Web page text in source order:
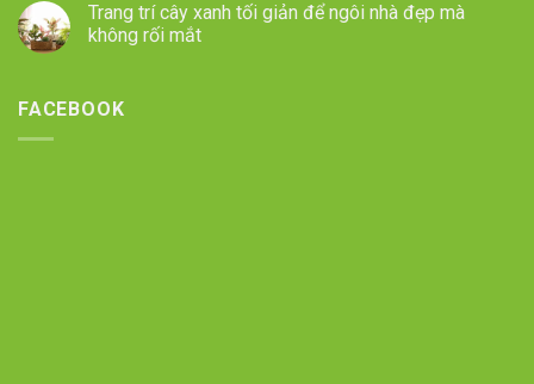
Trang trí cây xanh tối giản để ngôi nhà đẹp mà
không rối mắt
FACEBOOK